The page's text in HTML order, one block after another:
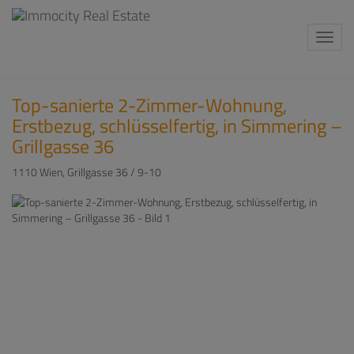
Top-sanierte 2-Zimmer-Wohnung,
Erstbezug, schlüsselfertig, in Simmering –
Grillgasse 36
1110 Wien, Grillgasse 36 / 9-10